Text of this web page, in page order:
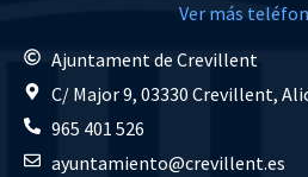
Ver más
Ajuntament de Crevillent
C/ Major 9, 03330 Crevillent,
965 401 526
ayuntamiento@crevillent.es